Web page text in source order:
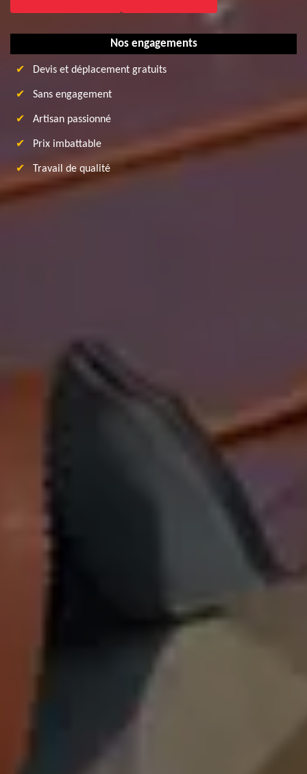
Nos engagements
Devis et déplacement gratuits
Sans engagement
Artisan passionné
Prix imbattable
Travail de qualité